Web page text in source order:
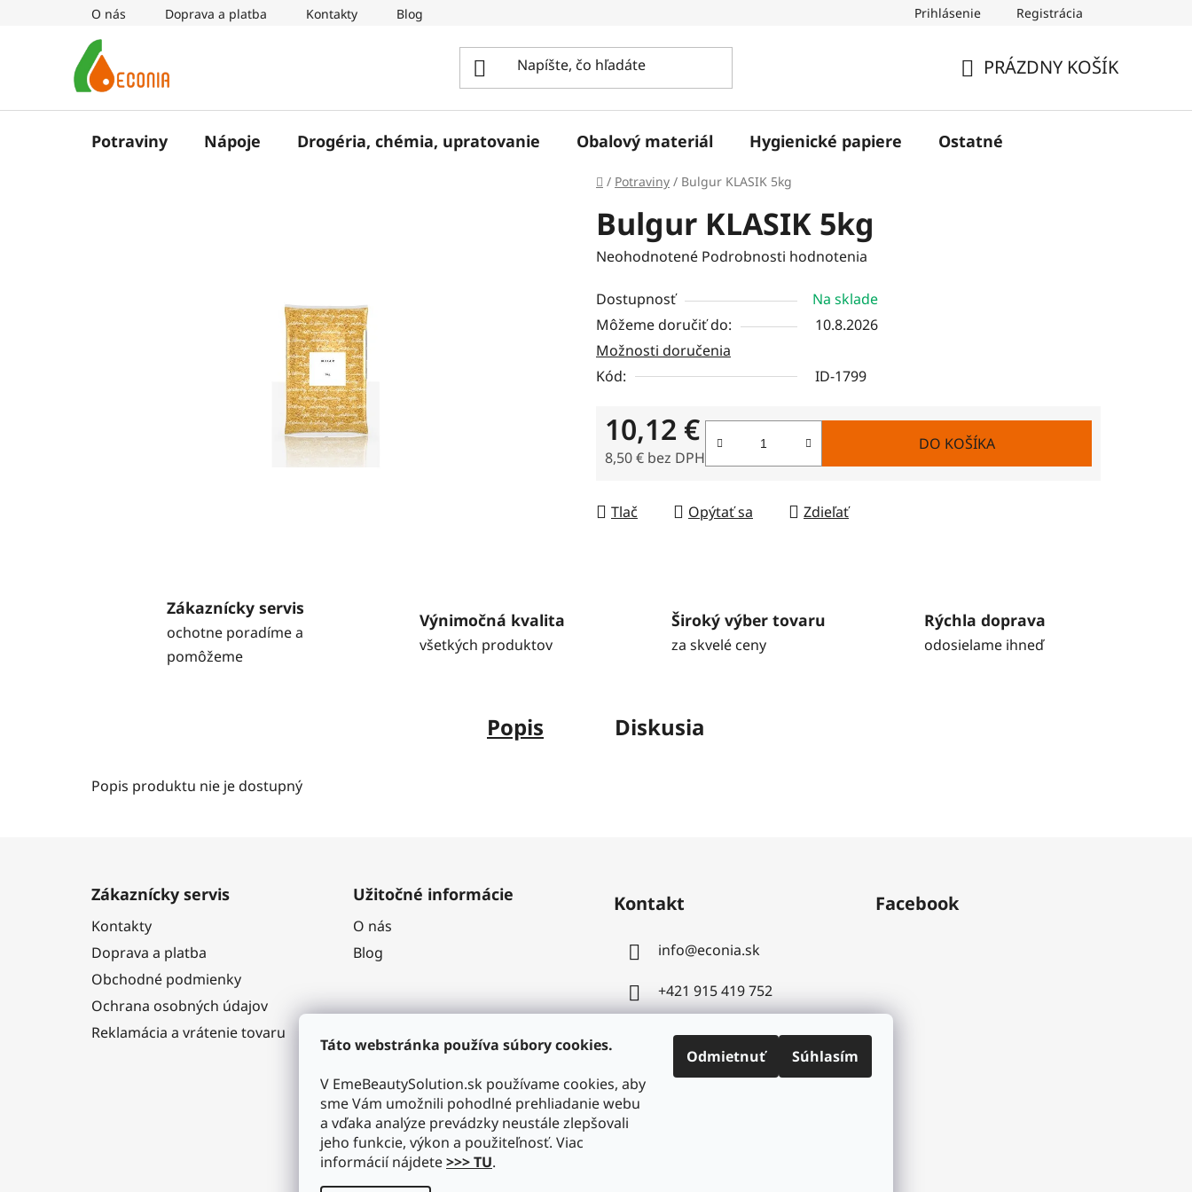
Táto webstránka používa súbory cookies.
V EmeBeautySolution.sk používame cookies, aby
sme Vám umožnili pohodlné prehliadanie webu
a vďaka analýze prevádzky neustále zlepšovali
jeho funkcie, výkon a použiteľnosť. Viac
informácií nájdete>>> TU.
Odmietnuť Súhlasím
O nás Doprava a platba Kontakty Blog Prihlásenie Registrácia
KOŠÍK
PRÁZDNY KOŠÍK
Potraviny Nápoje Drogéria, chémia, upratovanie Obalový materiál Hygienické papiere Ostatné
Domov
/ Potraviny / Bulgur KLASIK 5kg
Bulgur KLASIK 5kg
Priemerné
produktu
je
0,0
z
hviezdičiek.
Neohodnotené Podrobnosti hodnotenia
Dostupnosť
Na sklade
Môžeme doručiť do:
10.8.2026
Možnosti doručenia
Kód:
ID-1799
10,12 €
8,50 € bez DPH
DO KOŠÍKA
Tlač Opýtať sa Zdieľať
Zákaznícky servis
ochotne poradíme a
pomôžeme
Výnimočná kvalita
všetkých produktov
Široký výber tovaru
za skvelé ceny
Rýchla doprava
odosielame ihneď
Popis Diskusia
Popis produktu nie je dostupný
Zákaznícky servis
Kontakty
Doprava a platba
Obchodné podmienky
Ochrana osobných údajov
Reklamácia a vrátenie tovaru
Užitočné informácie
O nás
Blog
Kontakt
info@econia.sk
+421 915 419 752
Facebook